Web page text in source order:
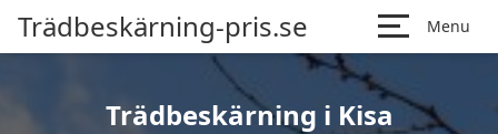
Trädbeskärning-pris.se Menu
Trädbeskärning i Kisa